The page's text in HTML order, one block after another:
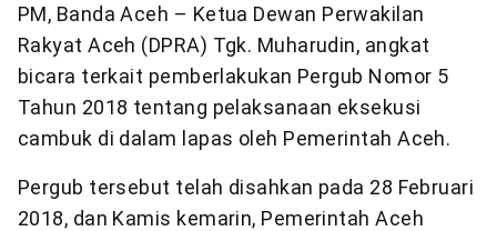
PM, Banda Aceh – Ketua Dewan Perwakilan
Rakyat Aceh (DPRA) Tgk. Muharudin, angkat
bicara terkait pemberlakukan Pergub Nomor 5
Tahun 2018 tentang pelaksanaan eksekusi
cambuk di dalam lapas oleh Pemerintah Aceh.
Pergub tersebut telah disahkan pada 28 Februari
2018, dan Kamis kemarin, Pemerintah Aceh